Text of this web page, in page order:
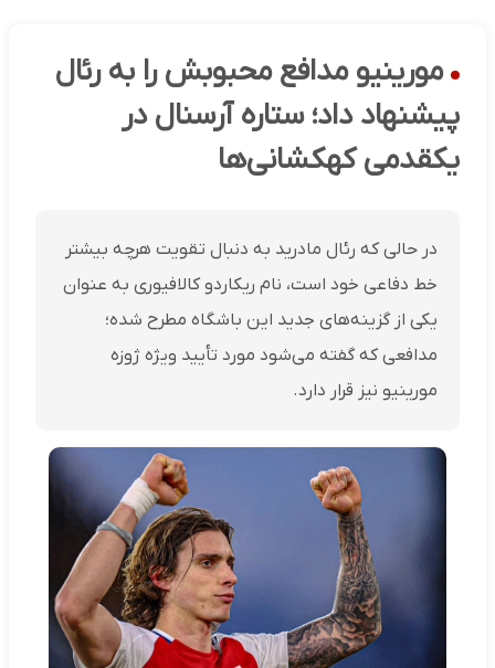
مورینیو مدافع محبوبش را به رئال
پیشنهاد داد؛ ستاره آرسنال در
یکقدمی کهکشانی‌ها
در حالی که رئال مادرید به دنبال تقویت هرچه بیشتر
خط دفاعی خود است، نام ریکاردو کالافیوری به عنوان
یکی از گزینه‌های جدید این باشگاه مطرح شده؛
مدافعی که گفته می‌شود مورد تأیید ویژه ژوزه
مورینیو نیز قرار دارد.